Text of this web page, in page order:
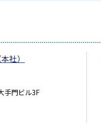
社）
手門ビル3F